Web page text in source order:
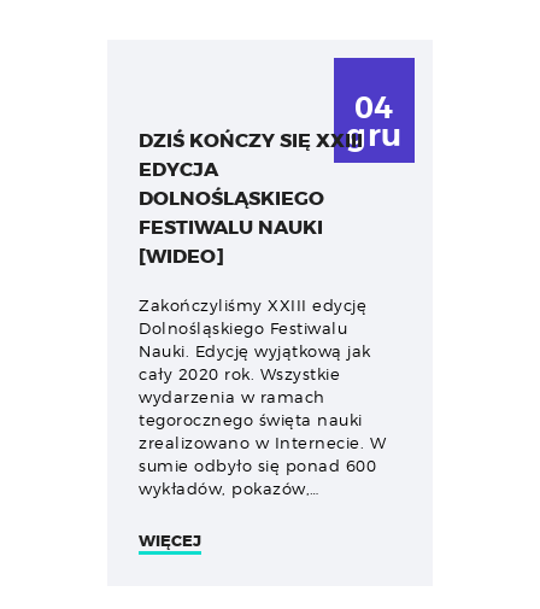
04
gru
DZIŚ KOŃCZY SIĘ XXIII
EDYCJA
DOLNOŚLĄSKIEGO
FESTIWALU NAUKI
[WIDEO]
Zakończyliśmy XXIII edycję
Dolnośląskiego Festiwalu
Nauki. Edycję wyjątkową jak
cały 2020 rok. Wszystkie
wydarzenia w ramach
tegorocznego święta nauki
zrealizowano w Internecie. W
sumie odbyło się ponad 600
wykładów, pokazów,…
WIĘCEJ